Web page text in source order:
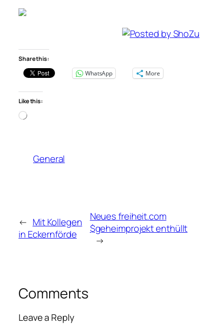
Share this:
WhatsApp
More
Like this:
Loading…
General
← Mit Kollegen
in Eckernförde
Neues freiheit.com
$geheimprojekt enthüllt
→
Comments
Leave a Reply